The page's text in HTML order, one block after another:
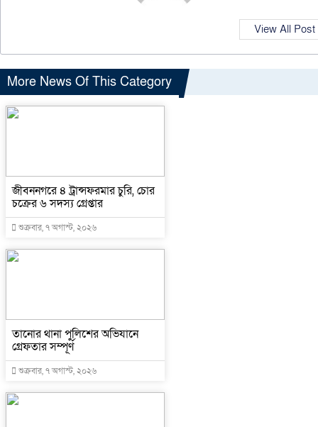
View All Post
More News Of This Category
জীবননগরে ৪ ট্রান্সফরমার চুরি, চোর
চক্রের ৬ সদস্য গ্রেপ্তার
শুক্রবার, ৭ অগাস্ট, ২০২৬
তানোর থানা পুলিশের অভিযানে
গ্রেফতার সম্পূর্ণ
শুক্রবার, ৭ অগাস্ট, ২০২৬